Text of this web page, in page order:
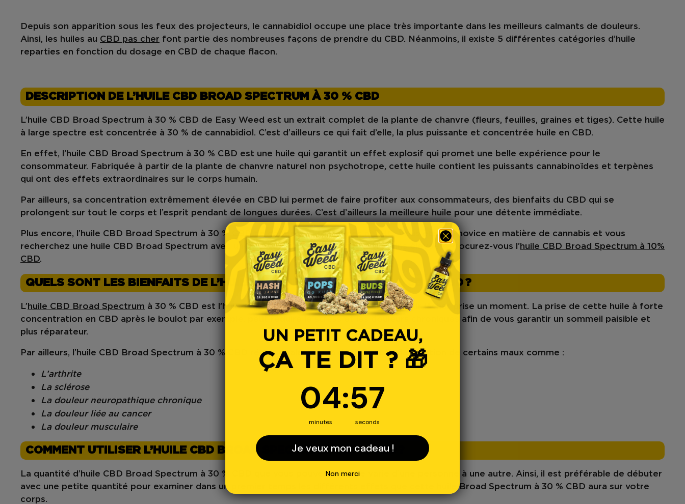
Depuis son apparition sous les feux des projecteurs, le cannabidiol occupe une place très importante dans les meilleurs calmants de douleurs.
Ainsi, les huiles au CBD pas cher font partie des nombreuses façons de prendre du CBD. Néanmoins, il existe 5 différentes catégories d’huile
reparties en fonction du dosage en CBD de chaque flacon.
DESCRIPTION DE L’HUILE CBD BROAD SPECTRUM À 30 % CBD
L’huile CBD Broad Spectrum à 30 % CBD de Easy Weed est un extrait complet de la plante de chanvre (fleurs, feuilles, graines et tiges). Cette huile
à
large spectre est concentrée à 30 % de cannabidiol . C’est d’ailleurs ce qui fait d’elle, la plus puissante et concentrée huile en CBD.
En effet, l’huile CBD Broad Spectrum à 30 % CBD est une huile qui garantit un effet explosif qui promet une belle expérience pour le
consommateur. Fabriquée à partir de la plante de chanvre naturel non psychotrope, cette huile contient les puissants cannabinoïdes et terpènes
qui ont des effets extraordinaires sur le corps humain.
Par ailleurs, sa concentration extrêmement élevée en CBD lui permet de faire profiter aux consommateurs, des bienfaits du CBD qui se
prolongent sur tout le corps et l’esprit pendant de longues durées. C’est d’ailleurs la meilleure huile pour une détente immédiate.
Plus encore, l’huile CBD Broad Spectrum à 30 % CBD ne contient ni allergènes ni THC. Vous êtes un novice en matière de cannabis et vous
recherchez une huile CBD Broad Spectrum avec une concentration en cannabidiol moins élevée ? Procurez-vous l’ huile CBD Broad Spectrum à 10%
CBD.
QUELS SONT LES BIENFAITS DE L’HUILE CBD BROAD SPECTRUM À 30 % CBD ?
L’ huile CBD Broad Spectrum à 30 % CBD est l’huile idéale pour relâcher les tensions et pour lâcher prise un moment. La prise de cette huile à forte
concentration en CBD après le boulot par exemple, peut réduire le stress et les douleurs chroniques afin de vous garantir un sommeil paisible et
plus réparateur.
Par ailleurs, l’huile CBD Broad Spectrum à 30 % CBD réduit également la douleur et l’inflammation de certains maux comme :
L’arthrite
La sclérose
La douleur neuropathique chronique
La douleur liée au cancer
La douleur musculaire
COMMENT UTILISER L’HUILE CBD BROAD SPECTRUM À 30 % CBD ?
La quantité d’huile CBD Broad Spectrum à 30 %
que vous pouvez prendre varie d’une personne à une autre. Ainsi, il est préférable de débuter
avec une petite quantité pour examiner dans un premier temps les
que cette huile Broad Spectrum à 30 % CBD aura sur votre
corps.
UN PETIT CADEAU,
ÇA TE DIT ? 🎁
04
minutes
:56
seconds
Je veux mon cadeau !
Non merci